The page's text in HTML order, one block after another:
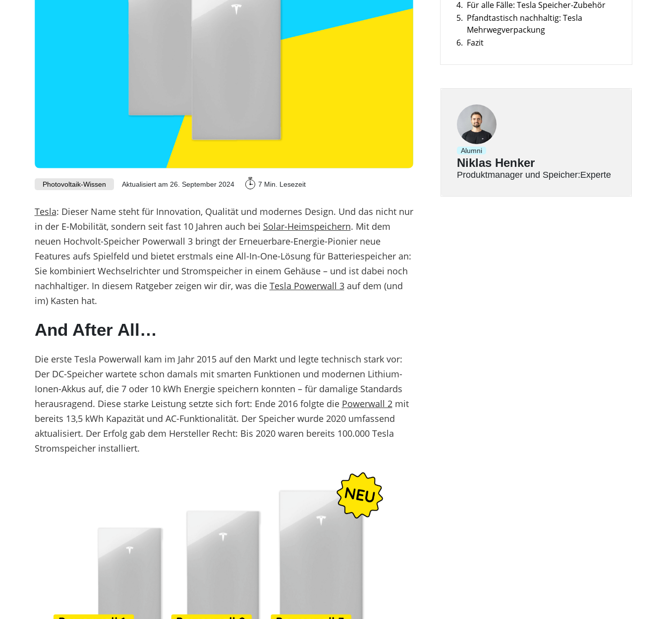
Marktstammdatenregister
Photovoltaik-Wissen Aktualisiert am 26. September 2024 7 Min. Lesezeit
Tesla: Dieser Name steht für Innovation, Qualität und modernes Design. Und das nicht nur
in der E-Mobilität, sondern seit fast 10 Jahren auch bei Solar-Heimspeichern. Mit dem
neuen Hochvolt-Speicher Powerwall 3 bringt der Erneuerbare-Energie-Pionier neue
Features aufs Spielfeld und bietet erstmals eine All-In-One-Lösung für Batteriespeicher an:
Sie kombiniert Wechselrichter und Stromspeicher in einem Gehäuse – und ist dabei noch
nachhaltiger. In diesem Ratgeber zeigen wir dir, was die Tesla Powerwall 3auf dem (und
im) Kasten hat.
4. Für alle Fälle: Tesla Speicher-Zubehör
5. Pfandtastisch nachhaltig: Tesla
Mehrwegverpackung
6. Fazit
Alumni
Niklas Henker
Produktmanager und Speicher:Experte
And After All…
Die erste Tesla Powerwall kam im Jahr 2015 auf den Markt und legte technisch stark vor:
Der DC-Speicher wartete schon damals mit smarten Funktionen und modernen Lithium-
Ionen-Akkus auf, die 7 oder 10 kWh Energie speichern konnten – für damalige Standards
herausragend. Diese starke Leistung setzte sich fort: Ende 2016 folgte die Powerwall 2mit
bereits 13,5 kWh Kapazität und AC-Funktionalität. Der Speicher wurde 2020 umfassend
aktualisiert. Der Erfolg gab dem Hersteller Recht: Bis 2020 waren bereits 100.000 Tesla
Stromspeicher installiert.